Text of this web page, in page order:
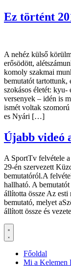
Ez történt
A nehéz külső
erősödött,
komoly szakmai
bemutatót tartottunk,
szokásos életét:
versenyek – idén is
ismét voltak
es Nyári […]
Újabb videó
A SportTv felvétele
29-én szervezett
bemutatóról.A
hallható. A
állította össze Az
bemutató, melyet
állított össze és
Főoldal
Mi a Kelemen